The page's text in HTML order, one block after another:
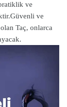
ve
Güvenli ve
Taç, onlarca